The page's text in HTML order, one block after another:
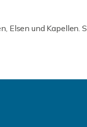
Elsen und Kapellen.